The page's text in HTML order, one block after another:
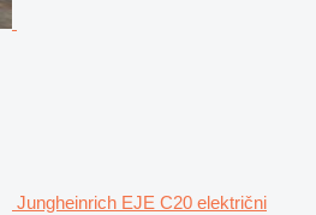
Jungheinrich EJE C20 električni